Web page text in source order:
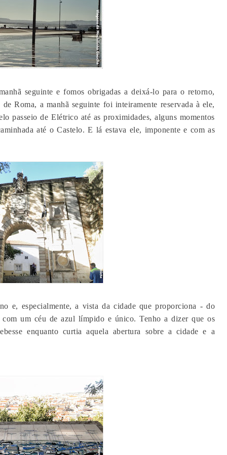
seguinte e fomos obrigadas a deixá-lo para o retorno,
Roma, a manhã seguinte foi inteiramente reservada à ele,
passeio de Elétrico até as proximidades, alguns momentos
até o Castelo. E lá estava ele, imponente e com as
e, especialmente, a vista da cidade que proporciona - do
com um céu de azul límpido e único. Tenho a dizer que os
enquanto curtia aquela abertura sobre a cidade e a